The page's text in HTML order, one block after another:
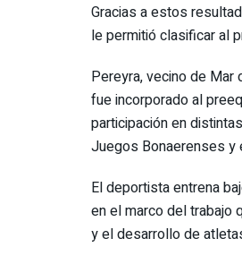
Gracias a estos
le permitió clasificar al
Pereyra, vecino de
fue incorporado al
participación en
Juegos Bonaerenses y
El deportista entrena
en el marco del trabajo
y el desarrollo de